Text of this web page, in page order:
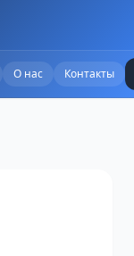
О нас Контакты